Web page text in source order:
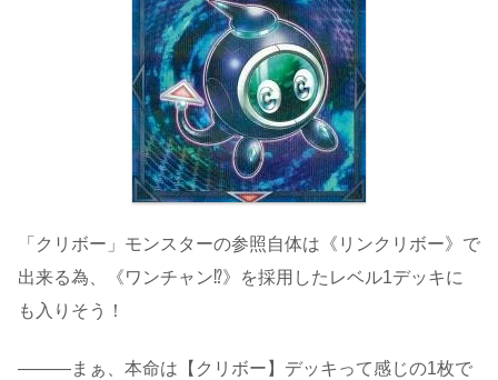
「クリボー」モンスターの参照自体は《リンクリボー》で
出来る為、《ワンチャン⁉》を採用したレベル1デッキに
も入りそう！
―――まぁ、本命は【クリボー】デッキって感じの1枚で